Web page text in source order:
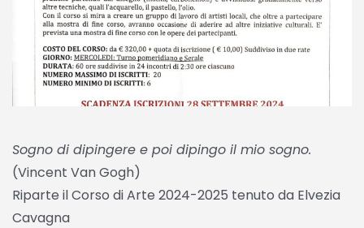
Sogno di dipingere e poi dipingo il mio sogno.
(Vincent Van Gogh)
Riparte il Corso di Arte 2024-2025 tenuto da Elvezia
Cavagna